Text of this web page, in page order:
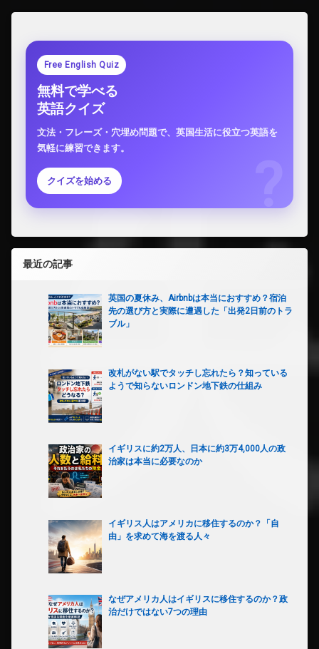
ゲ
Free English Quiz
無料で学べる
英語クイズ
文法・フレーズ・穴埋め問題で、英国生活に役立つ英語を
気軽に練習できます。
クイズを始める
最近の記事
英国の夏休み、Airbnbは本当におすすめ？宿泊
先の選び方と実際に遭遇した「出発2日前のトラ
ブル」
改札がない駅でタッチし忘れたら？知っている
ようで知らないロンドン地下鉄の仕組み
イギリスに約2万人、日本に約3万4,000人の政
治家は本当に必要なのか
イギリス人はアメリカに移住するのか？「自
由」を求めて海を渡る人々
なぜアメリカ人はイギリスに移住するのか？政
治だけではない7つの理由